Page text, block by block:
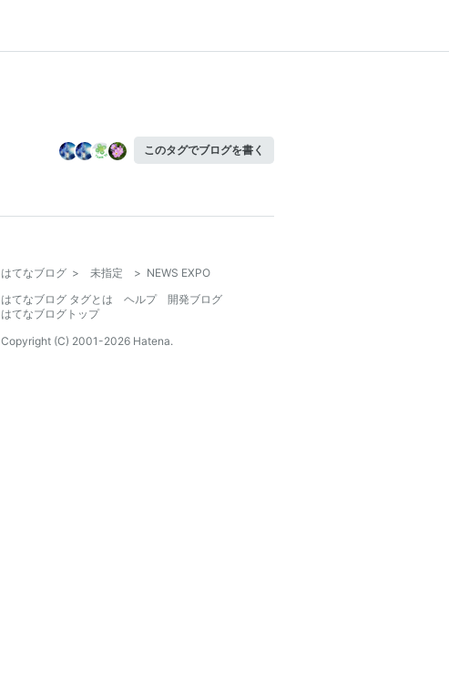
このタグでブログを書く
はてなブログ > 未指定 > NEWS EXPO
はてなブログ タグとは
ヘルプ
開発ブログ
はてなブログトップ
Copyright (C) 2001-2026 Hatena.